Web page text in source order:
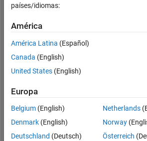
actividad
2019
Followers:
0
países/idiomas:
América
América Latina (Español)
Canada (English)
United States (English)
Europa
Belgium (English)
Denmark (English)
Deutschland (Deutsch)
Netherlands
Norway
Österreich